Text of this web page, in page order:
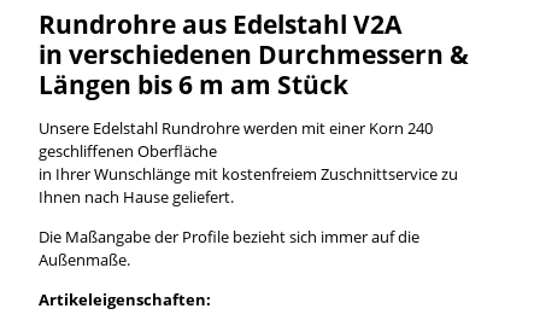
Rundrohre aus Edelstahl V2A
in verschiedenen Durchmessern &
Längen bis 6 m am Stück
Unsere Edelstahl Rundrohre werden mit einer Korn 240
geschliffenen Oberfläche
in Ihrer Wunschlänge mit kostenfreiem Zuschnittservice zu
Ihnen nach Hause geliefert.
Die Maßangabe der Profile bezieht sich immer auf die
Außenmaße.
Artikeleigenschaften: